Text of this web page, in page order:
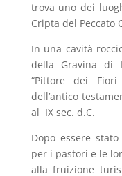
trova uno dei
Cripta del Peccato
In una cavità
della Gravina di
“Pittore dei
dell’antico
al IX sec. d.C.
Dopo essere
per i pastori e le
alla fruizione